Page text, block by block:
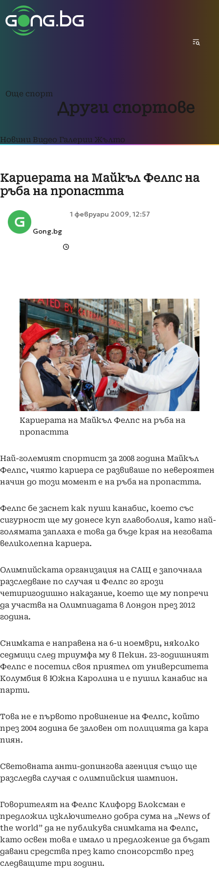
Още спорт
Други спортове
Новини Видео Галерии Жълто
Кариерата на Майкъл Фелпс на
ръба на пропастта
Gong.bg
1 февруари 2009, 12:57
Кариерата на Майкъл Фелпс на ръба на
пропастта
Най-големият спортист за 2008 година Майкъл
Фелпс, чиято кариера се развиваше по невероятен
начин до този момент е на ръба на пропастта.
Фелпс бе заснет как пуши канабис, което със
сигурност ще му донесе куп главоболия, като най-
голямата заплаха е това да бъде края на неговата
великолепна кариера.
Олимпийската организация на САЩ е започнала
разследване по случая и Фелпс го грози
четиригодишно наказание, което ще му попречи
да участва на Олимпиадата в Лондон през 2012
година.
Снимката е направена на 6-и ноември, няколко
седмици след триумфа му в Пекин. 23-годишният
Фелпс е посетил своя приятел от университета
Колумбия в Южна Каролина и е пушил канабис на
парти.
Това не е първото провинение на Фелпс, който
през 2004 година бе заловен от полицията да кара
пиян.
Световната анти-допингова агенция също ще
разследва случая с олимпийския шампион.
Говорителят на Фелпс Клифорд Блоксман е
предложил изключително добра сума на „News of
the world” да не публикува снимката на Фелпс,
като освен това е имало и предложение да бъдат
давани средства през като спонсорство през
следващите три години.